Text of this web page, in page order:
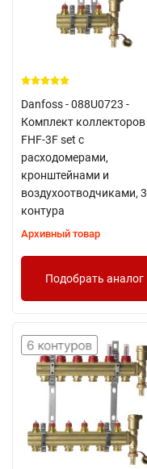
Danfoss - 088U0723 -
Комплект коллекторов
FHF-3F set с
расходомерами,
кронштейнами и
воздухоотводчиками, 3
контура
Архивный товар
Подобрать аналог